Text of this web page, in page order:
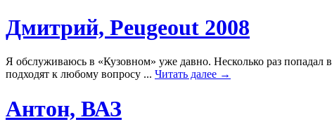
Дмитрий, Peugeout 2008
Я обслуживаюсь в «Кузовном» уже давно. Несколько раз
подходят к любому вопросу ... Читать далее →
Антон, ВАЗ